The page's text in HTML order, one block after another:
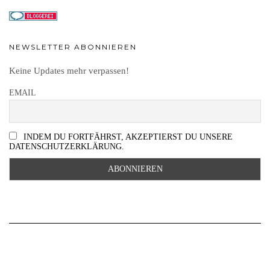
NEWSLETTER ABONNIEREN
Keine Updates mehr verpassen!
EMAIL
INDEM DU FORTFÄHRST, AKZEPTIERST DU UNSERE
DATENSCHUTZERKLÄRUNG.